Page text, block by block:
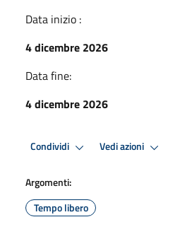
Data inizio :
4 dicembre 2026
Data fine:
4 dicembre 2026
Condividi Vedi azioni
Argomenti:
Tempo libero